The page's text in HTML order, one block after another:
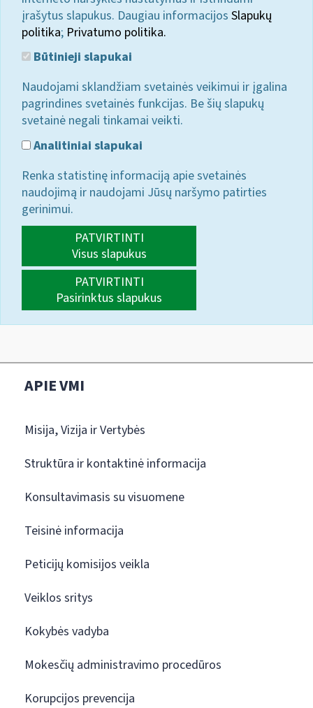
įrašytus slapukus. Daugiau informacijos Slapukų
politika; Privatumo politika.
Būtinieji slapukai
Naudojami sklandžiam svetainės veikimui ir įgalina
pagrindines svetainės funkcijas. Be šių slapukų
svetainė negali tinkamai veikti.
Analitiniai slapukai
Renka statistinę informaciją apie svetainės
naudojimą ir naudojami Jūsų naršymo patirties
gerinimui.
PATVIRTINTI
Visus slapukus
PATVIRTINTI
Pasirinktus slapukus
APIE VMI
Misija, Vizija ir Vertybės
Struktūra ir kontaktinė informacija
Konsultavimasis su visuomene
Teisinė informacija
Peticijų komisijos veikla
Veiklos sritys
Kokybės vadyba
Mokesčių administravimo procedūros
Korupcijos prevencija